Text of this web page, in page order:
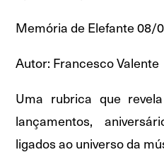
Memória de Elefante 08/
Autor: Francesco Valente
Uma rubrica que
lançamentos,
ligados ao universo da